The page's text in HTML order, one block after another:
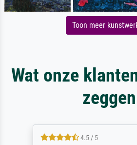
Toon meer
Wat onze
zeggen
4.5 / 5